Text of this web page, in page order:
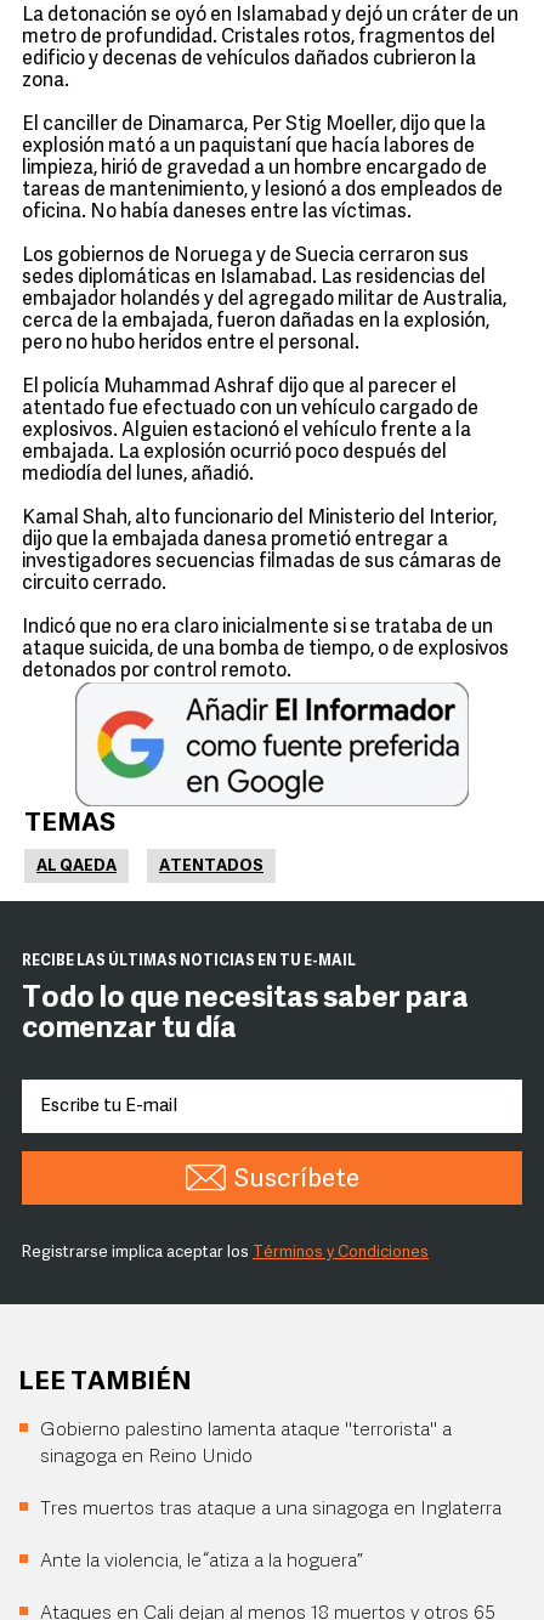
La detonación se oyó en Islamabad y dejó un cráter de un
metro de profundidad. Cristales rotos, fragmentos del
edificio y decenas de vehículos dañados cubrieron la
zona.
El canciller de Dinamarca, Per Stig Moeller, dijo que la
explosión mató a un paquistaní que hacía labores de
limpieza, hirió de gravedad a un hombre encargado de
tareas de mantenimiento, y lesionó a dos empleados de
oficina. No había daneses entre las víctimas.
Los gobiernos de Noruega y de Suecia cerraron sus
sedes diplomáticas en Islamabad. Las residencias del
embajador holandés y del agregado militar de Australia,
cerca de la embajada, fueron dañadas en la explosión,
pero no hubo heridos entre el personal.
El policía Muhammad Ashraf dijo que al parecer el
atentado fue efectuado con un vehículo cargado de
explosivos. Alguien estacionó el vehículo frente a la
embajada. La explosión ocurrió poco después del
mediodía del lunes, añadió.
Kamal Shah, alto funcionario del Ministerio del Interior,
dijo que la embajada danesa prometió entregar a
investigadores secuencias filmadas de sus cámaras de
circuito cerrado.
Indicó que no era claro inicialmente si se trataba de un
ataque suicida, de una bomba de tiempo, o de explosivos
detonados por control remoto.
TEMAS
AL QAEDA ATENTADOS
RECIBE LAS ÚLTIMAS NOTICIAS EN TU E-MAIL
Todo lo que necesitas saber para
comenzar tu día
Suscríbete
Registrarse implica aceptar los Términos y Condiciones
LEE TAMBIÉN
Gobierno palestino lamenta ataque "terrorista" a
sinagoga en Reino Unido
Tres muertos tras ataque a una sinagoga en Inglaterra
Ante la violencia, le “atiza a la hoguera”
Ataques en Cali dejan al menos 18 muertos y otros 65